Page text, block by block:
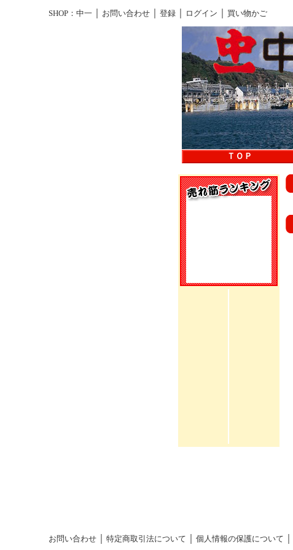
SHOP：中一 お問い合わせ｜ 登録｜ ログイン 買い物かご
ＴＯＰ
お問い合わせ｜ 特定商取引法について 個人情報の保護について